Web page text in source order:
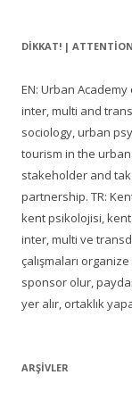
DIKKAT! | ATTENTION
EN: Urban
inter, multi and
sociology, urban
tourism in the
stakeholder and
partnership. TR:
kent psikolojisi,
inter, multi ve
çalışmaları
sponsor olur,
yer alır, ortaklık
ARŞIVLER